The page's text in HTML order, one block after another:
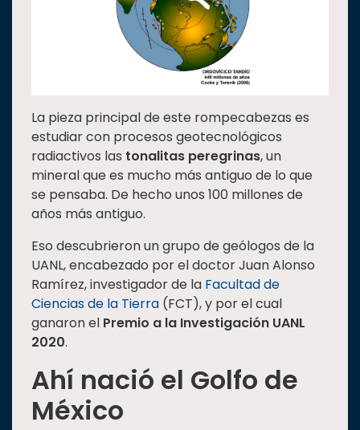
La pieza principal de este rompecabezas es
estudiar con procesos geotecnológicos
radiactivos las tonalitas peregrinas, un
mineral que es mucho más antiguo de lo que
se pensaba. De hecho unos 100 millones de
años más antiguo.
Eso descubrieron un grupo de geólogos de la
UANL, encabezado por el doctor Juan Alonso
Ramírez, investigador de la Facultad de
Ciencias de la Tierra (FCT), y por el cual
ganaron el Premio a la Investigación UANL
2020.
Ahí nació el Golfo de
México